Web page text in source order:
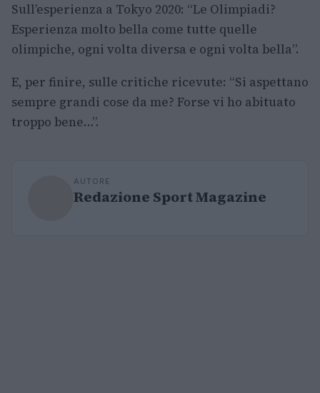
Sull’esperienza a Tokyo 2020: “Le Olimpiadi?
Esperienza molto bella come tutte quelle
olimpiche, ogni volta diversa e ogni volta bella”.
E, per finire, sulle critiche ricevute: “Si aspettano
sempre grandi cose da me? Forse vi ho abituato
troppo bene…”.
AUTORE
Redazione Sport Magazine